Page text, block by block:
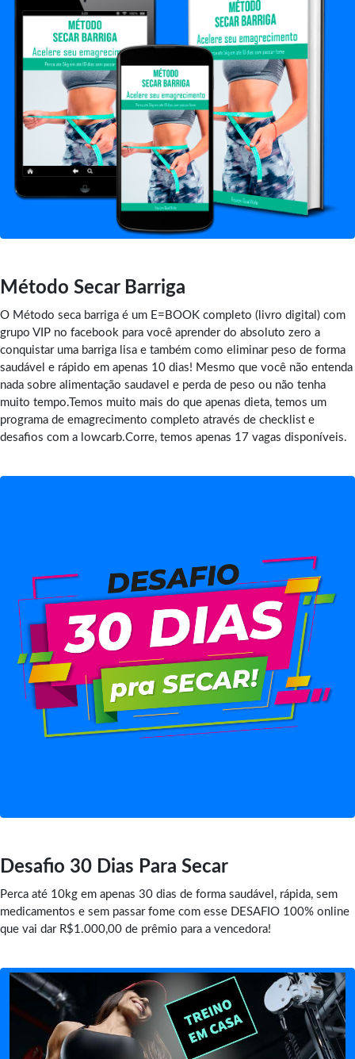
Método Secar Barriga
O Método seca barriga é um E=BOOK completo (livro digital) com
grupo VIP no facebook para você aprender do absoluto zero a
conquistar uma barriga lisa e também como eliminar peso de forma
saudável e rápido em apenas 10 dias! Mesmo que você não entenda
nada sobre alimentação saudavel e perda de peso ou não tenha
muito tempo.Temos muito mais do que apenas dieta, temos um
programa de emagrecimento completo através de checklist e
desafios com a lowcarb.Corre, temos apenas 17 vagas disponíveis.
Desafio 30 Dias Para Secar
Perca até 10kg em apenas 30 dias de forma saudável, rápida, sem
medicamentos e sem passar fome com esse DESAFIO 100% online
que vai dar R$1.000,00 de prêmio para a vencedora!